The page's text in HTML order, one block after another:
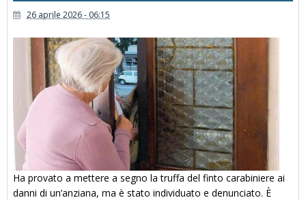
26 aprile 2026 - 06:15
Ha provato a mettere a segno la truffa del finto carabiniere ai
danni di un’anziana, ma è stato individuato e denunciato. È